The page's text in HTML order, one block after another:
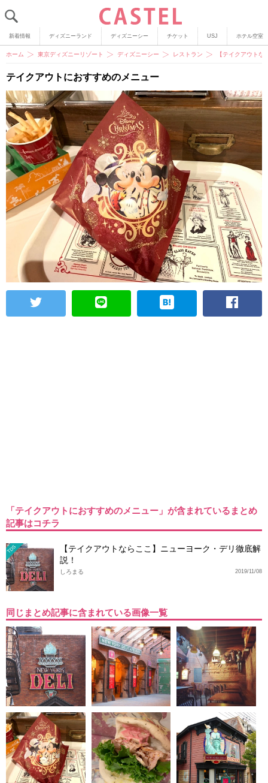
新着情報 ディズニーランド ディズニーシー チケット USJ ホテル空室
ホーム 東京ディズニーリゾート ディズニーシー レストラン 【テイクアウト
テイクアウトにおすすめのメニュー
「テイクアウトにおすすめのメニュー」が含まれているまとめ
記事はコチラ
TDS
【テイクアウトならここ】ニューヨーク・デリ徹底解
説！
2019/11/08
しろまる
同じまとめ記事に含まれている画像一覧